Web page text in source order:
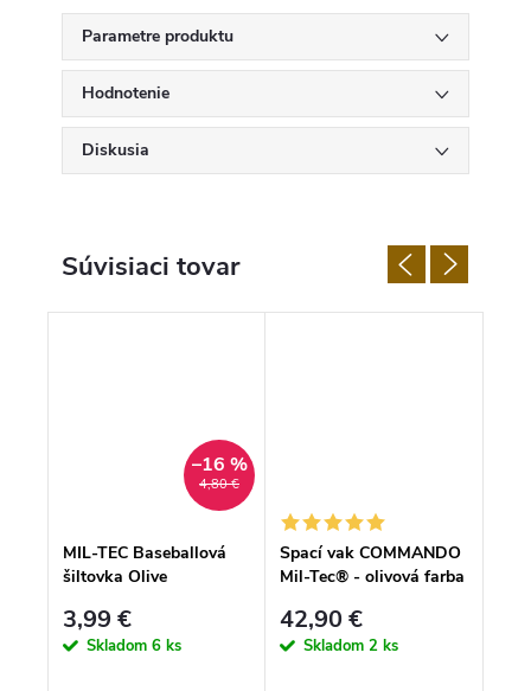
Parametre produktu
Hodnotenie
Diskusia
Súvisiaci tovar
4,80 €
–16 %
MIL-TEC Baseballová
šiltovka Olive
3,99 €
Skladom 6 ks
Spací vak COMMANDO
Mil-Tec® - olivová farba
42,90 €
Skladom 2 ks